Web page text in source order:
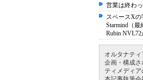
営業は終わ
スペースX
Starmind（
Rubin NVL72
オルタナティ
企画・構成
ティメディ